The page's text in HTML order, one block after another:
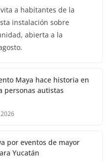
a habitantes de la
instalación sobre
abierta a la
Maya hace historia en
personas autistas
por eventos de mayor
Yucatán